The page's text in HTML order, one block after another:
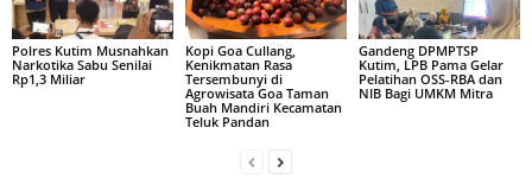
Polres Kutim Musnahkan
Narkotika Sabu Senilai
Rp1,3 Miliar
Kopi Goa Cullang,
Kenikmatan Rasa
Tersembunyi di
Agrowisata Goa Taman
Buah Mandiri Kecamatan
Teluk Pandan
Gandeng DPMPTSP
Kutim, LPB Pama Gelar
Pelatihan OSS-RBA dan
NIB Bagi UMKM Mitra